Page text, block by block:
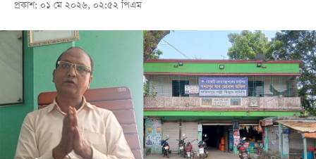
আর্কাইভ
আজকের
পত্রিকা
ই-
পেপার
প্রকাশ: ০১ মে ২০২৬, ০২:৫২ পিএম